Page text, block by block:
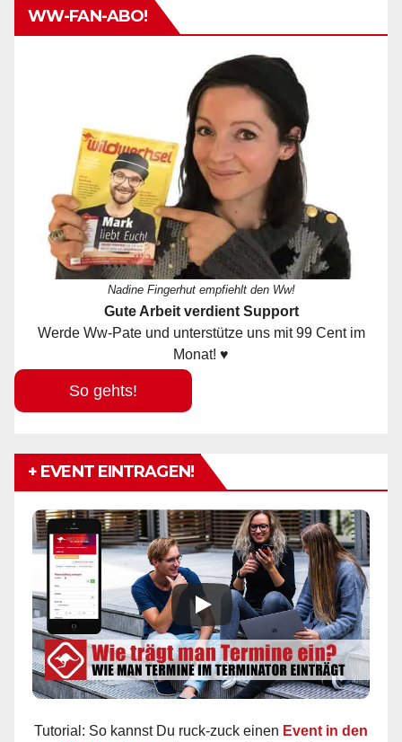
WW-FAN-ABO!
Nadine Fingerhut empfiehlt den Ww!
Gute Arbeit verdient Support
Werde Ww-Pate und unterstütze uns mit 99 Cent im
Monat! ♥
So gehts!
+ EVENT EINTRAGEN!
Tutorial: So kannst Du ruck-zuck einen Event in den